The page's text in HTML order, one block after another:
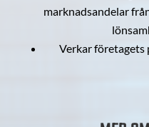
marknadsandelar
Verkar företagets